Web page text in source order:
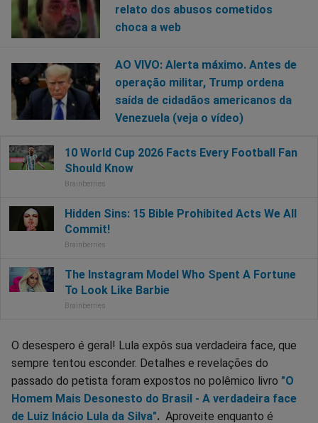
relato dos abusos cometidos
choca a web
AO VIVO: Alerta máximo. Antes de
operação militar, Trump ordena
saída de cidadãos americanos da
Venezuela (veja o vídeo)
O desespero é geral! Lula expôs sua verdadeira face, que
sempre tentou esconder. Detalhes e revelações do
passado do petista foram expostos no polêmico livro "O
Homem Mais Desonesto do Brasil - A verdadeira face
de Luiz Inácio Lula da Silva". Aproveite enquanto é